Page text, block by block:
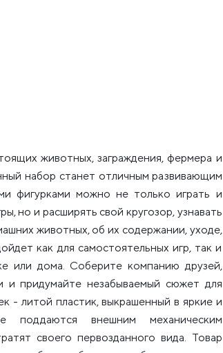
животных, заграждения, фермера и
набор станет отличным развивающим
фигурками можно не только играть и
но и расширять свой кругозор, узнавать
животных, об их содержании, уходе,
как для самостоятельных игр, так и
или дома. Соберите компанию друзей,
и придумайте незабываемый сюжет для
- литой пластик, выкрашенный в яркие и
поддаются внешним механическим
своего первозданного вида. Товар